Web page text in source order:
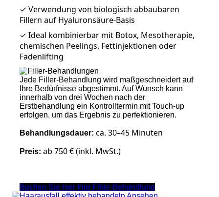
✓ Verwendung von biologisch abbaubaren
Fillern auf Hyaluronsäure-Basis
✓ Ideal kombinierbar mit Botox, Mesotherapie,
chemischen Peelings, Fettinjektionen oder
Fadenlifting
Jede Filler-Behandlung wird maßgeschneidert auf
Ihre Bedürfnisse abgestimmt. Auf Wunsch kann
innerhalb von drei Wochen nach der
Erstbehandlung ein Kontrolltermin mit Touch-up
erfolgen, um das Ergebnis zu perfektionieren.
Behandlungsdauer: ca. 30–45 Minuten
Preis: ab 750 € (inkl. MwSt.)
Buchen Sie hier Ihre Filler-Behandlung